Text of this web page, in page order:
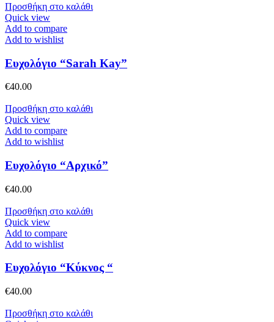
Προσθήκη στο καλάθι
Quick view
Add to compare
Add to wishlist
Ευχολόγιο “Sarah Kay”
€40.00
Προσθήκη στο καλάθι
Quick view
Add to compare
Add to wishlist
Ευχολόγιο “Αρχικό”
€40.00
Προσθήκη στο καλάθι
Quick view
Add to compare
Add to wishlist
Ευχολόγιο “Κύκνος “
€40.00
Προσθήκη στο καλάθι